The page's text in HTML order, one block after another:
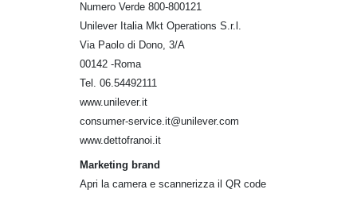
Numero Verde 800-800121
Unilever Italia Mkt Operations S.r.l.
Via Paolo di Dono, 3/A
00142 -Roma
Tel. 06.54492111
www.unilever.it
consumer-service.it@unilever.com
www.dettofranoi.it
Marketing brand
Apri la camera e scannerizza il QR code